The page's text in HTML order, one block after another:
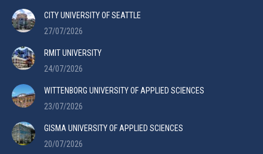
CITY UNIVERSITY OF SEATTLE
27/07/2026
RMIT UNIVERSITY
24/07/2026
WITTENBORG UNIVERSITY OF APPLIED SCIENCES
23/07/2026
GISMA UNIVERSITY OF APPLIED SCIENCES
20/07/2026